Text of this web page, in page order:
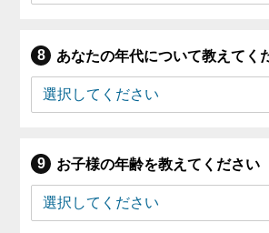
あなたの年代について教えてく
お子様の年齢を教えてください